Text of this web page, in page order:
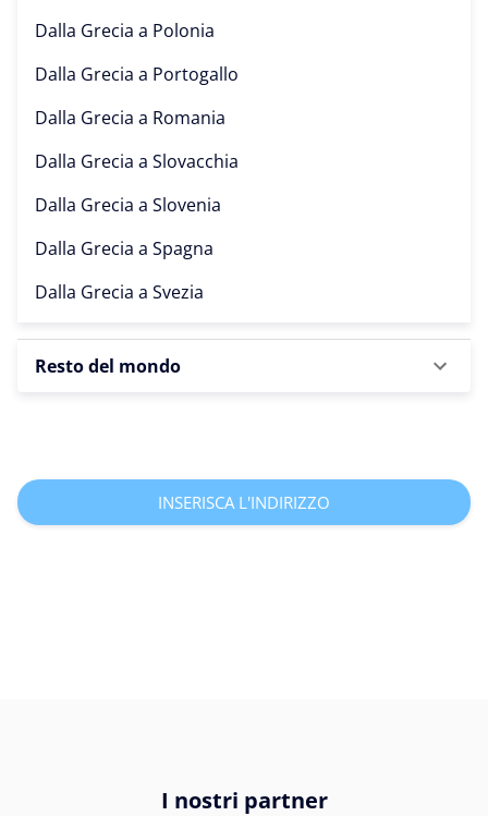
Dalla Grecia a Polonia
Dalla Grecia a Portogallo
Dalla Grecia a Romania
Dalla Grecia a Slovacchia
Dalla Grecia a Slovenia
Dalla Grecia a Spagna
Dalla Grecia a Svezia
Resto del mondo
INSERISCA L'INDIRIZZO
I nostri partner